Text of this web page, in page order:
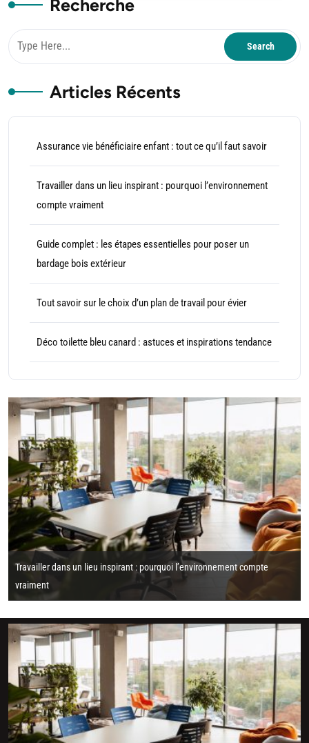
Recherche
Articles Récents
Assurance vie bénéficiaire enfant : tout ce qu’il faut savoir
Travailler dans un lieu inspirant : pourquoi l’environnement
compte vraiment
Guide complet : les étapes essentielles pour poser un
bardage bois extérieur
Tout savoir sur le choix d’un plan de travail pour évier
Déco toilette bleu canard : astuces et inspirations tendance
Travailler dans un lieu inspirant : pourquoi l’environnement compte
vraiment